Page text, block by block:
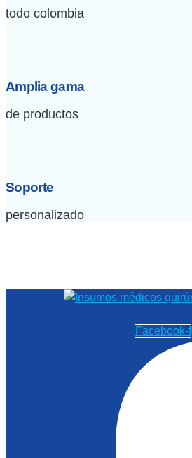
todo colombia
Amplia gama
de productos
Soporte
personalizado
Facebook-f